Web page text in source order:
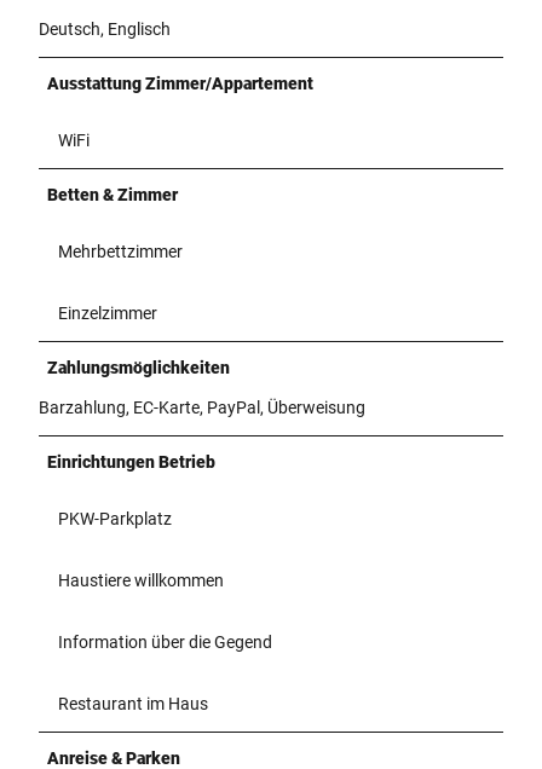
Deutsch, Englisch
Ausstattung Zimmer/Appartement
WiFi
Betten & Zimmer
Mehrbettzimmer
Einzelzimmer
Zahlungsmöglichkeiten
Barzahlung, EC-Karte, PayPal, Überweisung
Einrichtungen Betrieb
PKW-Parkplatz
Haustiere willkommen
Information über die Gegend
Restaurant im Haus
Anreise & Parken